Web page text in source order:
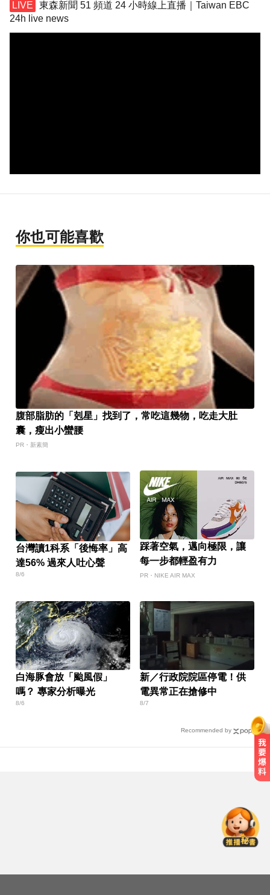
東森新聞 51 頻道 24 小時線上直播｜Taiwan EBC
24h live news
你也可能喜歡
腹部脂肪的「剋星」找到了，常吃這幾物，吃走大肚
囊，瘦出小蠻腰
PR・新素簡
台灣讀1科系「後悔率」高
達56% 過來人吐心聲
8/6
踩著空氣，邁向極限，讓
每一步都輕盈有力
PR・NIKE AIR MAX
白海豚會放「颱風假」
嗎？ 專家分析曝光
8/6
新／行政院院區停電！供
電異常正在搶修中
8/7
Recommended by
是老公爺爺帶回房磨蹭 氣炸提告